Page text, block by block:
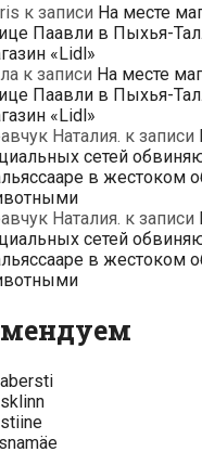
к записи На месте
Паавли в Пыхья-
«Lidl»
к записи На месте
Паавли в Пыхья-
«Lidl»
Наталия. к записи
сетей
в жестоком
Наталия. к записи
сетей
в жестоком